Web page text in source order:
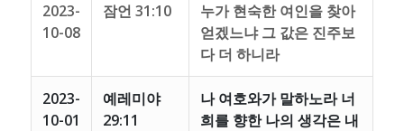
2023-
10-08
잠언 31:10
누가 현숙한 여인을 찾아
얻겠느냐 그 값은 진주보
다 더 하니라
2023-
10-01
예레미야
29:11
나 여호와가 말하노라 너
희를 향한 나의 생각은 내